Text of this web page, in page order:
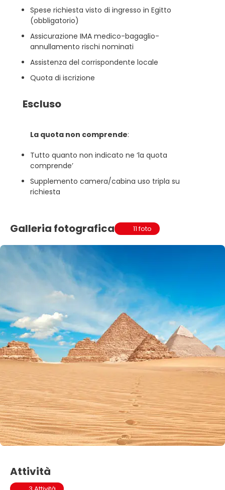
Spese richiesta visto di ingresso in Egitto
(obbligatorio)
Assicurazione IMA medico-bagaglio-
annullamento rischi nominati
Assistenza del corrispondente locale
Quota di iscrizione
Escluso
La quota non comprende:
Tutto quanto non indicato ne ‘la quota
comprende’
Supplemento camera/cabina uso tripla su
richiesta
Galleria fotografica 11 foto
Attività